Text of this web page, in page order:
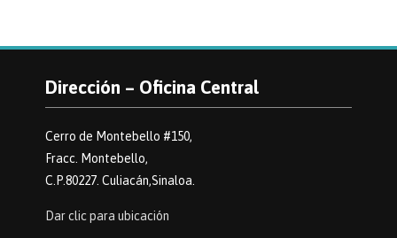
Dirección – Oficina Central
Cerro de Montebello #150,
Fracc. Montebello,
C.P.80227. Culiacán,Sinaloa.
Dar clic para ubicación